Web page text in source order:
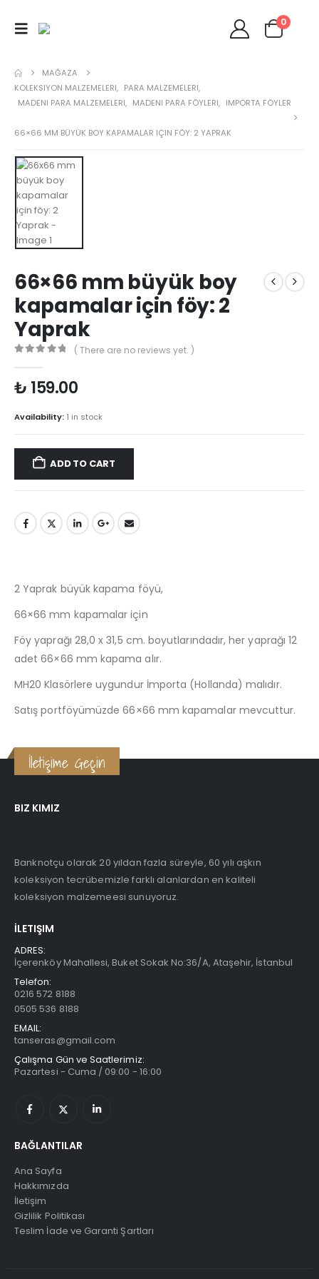
0
MAĞAZA
KOLEKSIYON MALZEMELERI, PARA MALZEMELERI,
MADENI PARA MALZEMELERI, MADENI PARA FÖYLERI, IMPORTA FÖYLER
66×66 MM BÜYÜK BOY KAPAMALAR IÇIN FÖY: 2 YAPRAK
66×66 mm büyük boy
kapamalar için föy: 2
Yaprak
( There are no reviews yet. )
₺ 159.00
Availability: 1 in stock
ADD TO CART
2 Yaprak büyük kapama föyü,
66×66 mm kapamalar için
Föy yaprağı 28,0 x 31,5 cm. boyutlarındadır, her yaprağı 12
adet 66×66 mm kapama alır.
MH20 Klasörlere uygundur İmporta (Hollanda) malıdır.
Satış portföyümüzde 66×66 mm kapamalar mevcuttur.
İletişime Geçin
BIZ KIMIZ
Banknotçu olarak 20 yıldan fazla süreyle, 60 yılı aşkın
koleksiyon tecrübemizle farklı alanlardan en kaliteli
koleksiyon malzemeesi sunuyoruz.
İLETIŞIM
ADRES:
İçerenköy Mahallesi, Buket Sokak No:36/A, Ataşehir, İstanbul
Telefon:
0216 572 8188
0505 536 8188
EMAIL:
tanseras@gmail.com
Çalışma Gün ve Saatlerimiz:
Pazartesi - Cuma / 09:00 - 16:00
BAĞLANTILAR
Ana Sayfa
Hakkımızda
İletişim
Gizlilik Politikası
Teslim İade ve Garanti Şartları